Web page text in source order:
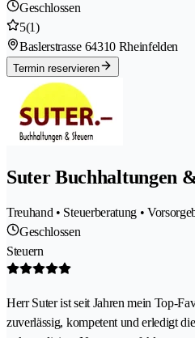
Geschlossen
5(1)
Baslerstrasse 64310 Rheinfelden
Termin reservieren
Suter Buchhaltungen
Treuhand • Steuerberatung •
Geschlossen
Steuern
Herr Suter ist seit Jahren mein Top-
zuverlässig, kompetent und erledigt